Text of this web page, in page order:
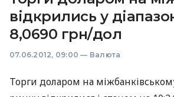
відкрились у
8,0690 грн/дол
07.06.2012, 09:00 — Валюта
Торги доларом на